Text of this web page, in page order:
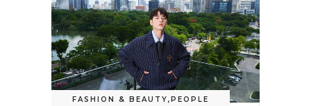
FASHION & BEAUTY, PEOPLE